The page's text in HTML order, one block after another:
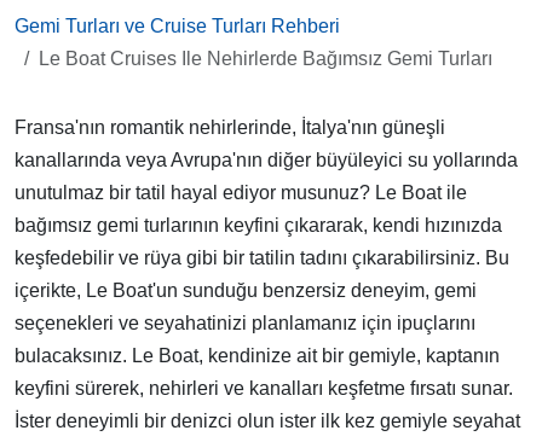
Gemi Turları ve Cruise Turları Rehberi
Le Boat Cruises Ile Nehirlerde Bağımsız Gemi Turları
Fransa'nın romantik nehirlerinde, İtalya'nın güneşli
kanallarında veya Avrupa'nın diğer büyüleyici su yollarında
unutulmaz bir tatil hayal ediyor musunuz? Le Boat ile
bağımsız gemi turlarının keyfini çıkararak, kendi hızınızda
keşfedebilir ve rüya gibi bir tatilin tadını çıkarabilirsiniz. Bu
içerikte, Le Boat'un sunduğu benzersiz deneyim, gemi
seçenekleri ve seyahatinizi planlamanız için ipuçlarını
bulacaksınız. Le Boat, kendinize ait bir gemiyle, kaptanın
keyfini sürerek, nehirleri ve kanalları keşfetme fırsatı sunar.
İster deneyimli bir denizci olun ister ilk kez gemiyle seyahat